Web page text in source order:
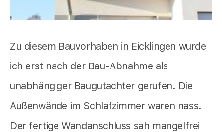
Zu diesem Bauvorhaben in Eicklingen wurde
ich erst nach der Bau-Abnahme als
unabhängiger Baugutachter gerufen. Die
Außenwände im Schlafzimmer waren nass.
Der fertige Wandanschluss sah mangelfrei